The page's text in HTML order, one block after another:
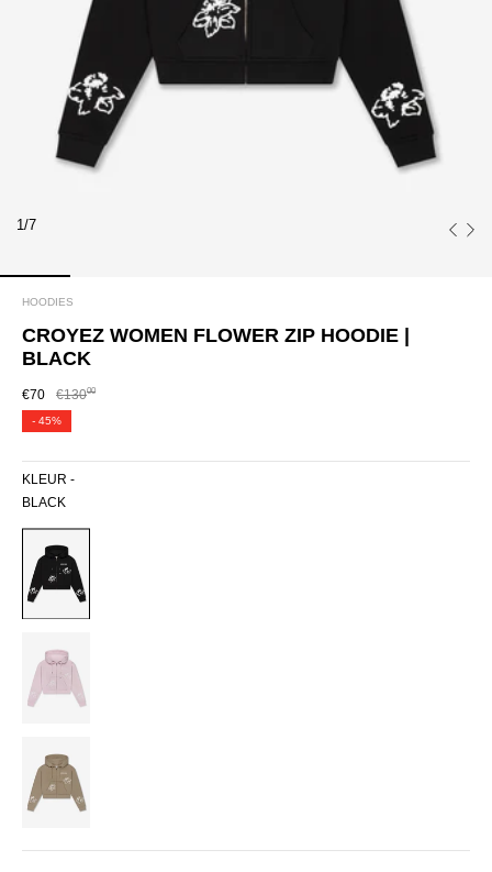
1/7
HOODIES
CROYEZ WOMEN FLOWER ZIP HOODIE |
BLACK
€70 €13000
- 45%
KLEUR -
BLACK
BLACK
SAND